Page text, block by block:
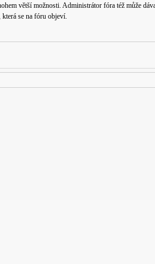
větší možnosti. Administrátor fóra též může
se na fóru objeví.